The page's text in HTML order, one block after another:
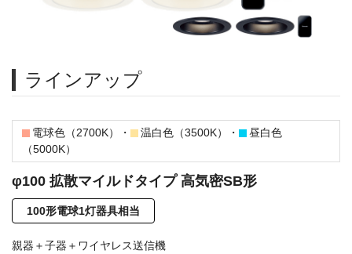
ラインアップ
電球色（2700K）・ 温白色（3500K）・
昼白色
（5000K）
φ100 拡散マイルドタイプ 高気密SB形
100形電球1灯器具相当
親器＋子器＋ワイヤレス送信機